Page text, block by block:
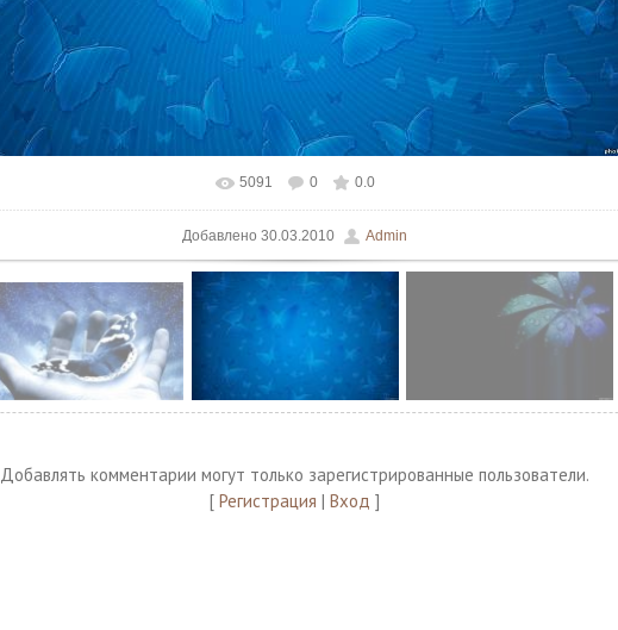
В реальном размере 1500x937
5091 0 0.0
Добавлено 30.03.2010 Admin
Добавлять комментарии могут только зарегистрированные пользователи.
[ Регистрация | Вход ]